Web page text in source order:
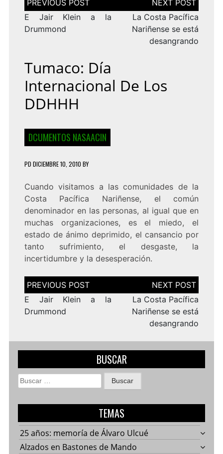
de
entradas
E Jair Klein a la
Drummond
La Costa Pacífica
Nariñense se está
desangrando
Tumaco: Día
Internacional De Los
DDHHH
DCUMENTOS NASAACIN
PD DICIEMBRE 10, 2010 BY
Cuando visitamos a las comunidades de la
Costa Pacífica Nariñense, el común
denominador en las personas, al igual que en
muchas organizaciones, es el miedo, el
estado de ánimo deprimido, el cansancio por
tanto sufrimiento, el desgaste, la
incertidumbre y la desesperación.
Navegación
de
entradas
E Jair Klein a la
Drummond
La Costa Pacífica
Nariñense se está
desangrando
BUSCAR
Buscar:
TEMAS
25 años: memoría de Álvaro Ulcué
Alzados en Bastones de Mando